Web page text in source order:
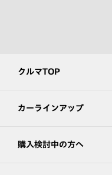
クルマTOP
カーラインアップ
購入検討中の方へ